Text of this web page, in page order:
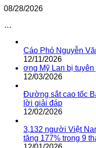
08/28/2026
…
Cáo Phó Nguyễn
12/11/2026
ơng Mỹ Lan bị
12/03/2026
Đường sắt cao tốc
lời giải đáp
12/02/2026
3,132 người Việt
tăng 177% trong 9